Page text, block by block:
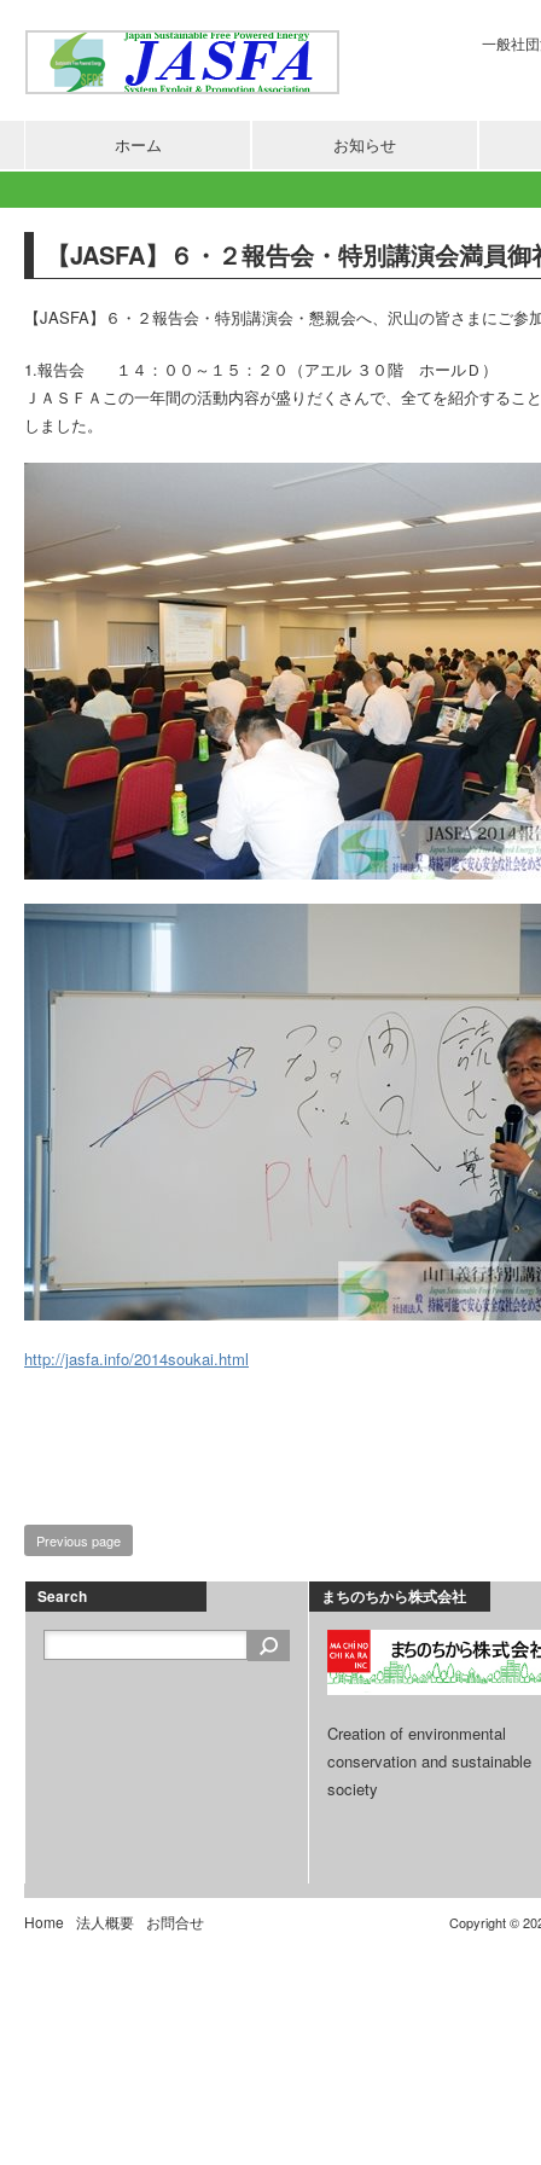
一般社
ホーム お知らせ
【JASFA】６・２報告会・特別講演会満員
【JASFA】６・２報告会・特別講演会・懇親会へ、沢山の皆さまにご参
1.報告会 １４：００～１５：２０（アエル ３０階 ホールＤ）
ＪＡＳＦＡこの一年間の活動内容が盛りだくさんで、全てを紹介するこ
しました。
http://jasfa.info/2014soukai.html
Previous page
Search まちのちから株式会社
Creation of environmental
conservation and sustainable
society
Home 法人概要 お問合せ Copyright ©